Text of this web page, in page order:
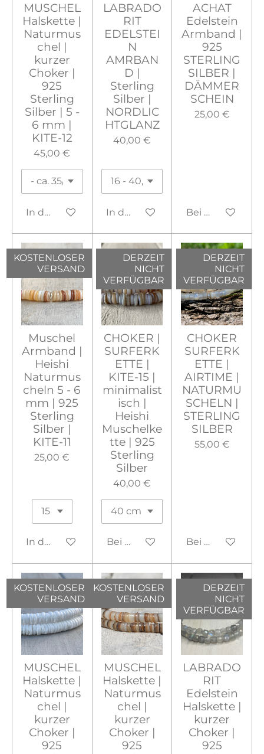
MUSCHEL
Halskette |
Naturmus
chel |
kurzer
Choker |
925
Sterling
Silber | 5 -
6 mm |
KITE-12
45,00 €
In den Warenkorb
LABRADO
RIT
EDELSTEI
N
AMRBAN
D |
Sterling
Silber |
NORDLIC
HTGLANZ
40,00 €
In den Warenkorb
ACHAT
Edelstein
Armband |
925
STERLING
SILBER |
DÄMMER
SCHEIN
25,00 €
Bei
KOSTENLOSER
VERSAND
Muschel
Armband |
Heishi
Naturmus
cheln 5 - 6
mm | 925
Sterling
Silber |
KITE-11
25,00 €
In den Warenkorb
DERZEIT
NICHT
VERFÜGBAR
CHOKER |
SURFERK
ETTE |
KITE-15 |
minimalist
isch |
Heishi
Muschelke
tte | 925
Sterling
Silber
40,00 €
Bei Verfügbarkeit
DERZEIT
NICHT
VERFÜGBAR
CHOKER
SURFERK
ETTE |
AIRTIME |
NATURMU
SCHELN |
STERLING
SILBER
55,00 €
Bei
KOSTENLOSER
VERSAND
MUSCHEL
Halskette |
Naturmus
chel |
kurzer
Choker |
925
KOSTENLOSER
VERSAND
MUSCHEL
Halskette |
Naturmus
chel |
kurzer
Choker |
925
DERZEIT
NICHT
VERFÜGBAR
LABRADO
RIT
Edelstein
Halskette |
kurzer
Choker |
925